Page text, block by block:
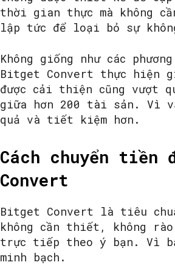
thời gian thực mà không
lập tức để loại bỏ sự
Không giống như các
Bitget Convert thực hiện
được cải thiện cũng vượt
giữa hơn 200 tài sản. Vì
quả và tiết kiệm hơn.
Cách chuyển
Convert
Bitget Convert là tiêu
không cần thiết, không
trực tiếp theo ý bạn. Vì
minh bạch.